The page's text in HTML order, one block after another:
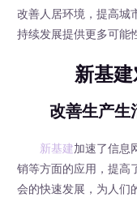
改善人居环境，提高城
持续发展提供更多可能
新基
改善生产生
新基建加速了信息
销等方面的应用，提高
会的快速发展，为人们